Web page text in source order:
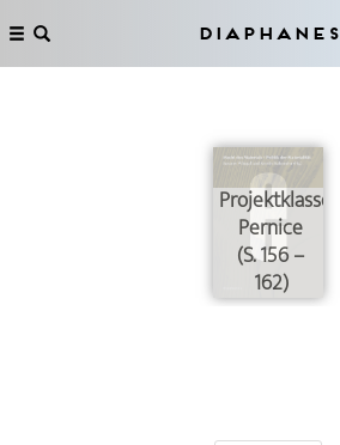
Diaphanes
Projektklasse
Pernice
(S. 156 –
162)